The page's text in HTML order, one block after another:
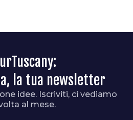
la tua newsletter
idee. Iscriviti, ci vediamo
al mese.